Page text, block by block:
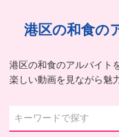
港区の和食の
港区の和食のアルバイト
楽しい動画を見ながら魅